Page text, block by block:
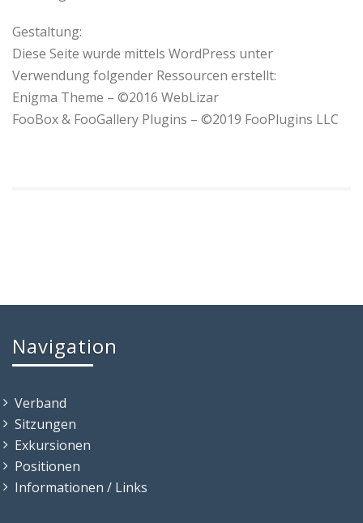
Gestaltung:
Diese Seite wurde mittels WordPress unter
Verwendung folgender Ressourcen erstellt:
Enigma Theme – ©2016 WebLizar
FooBox & FooGallery Plugins – ©2019 FooPlugins LLC
Navigation
Verband
Sitzungen
Exkursionen
Positionen
Informationen / Links